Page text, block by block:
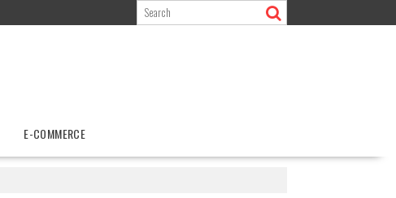
E-COMMERCE